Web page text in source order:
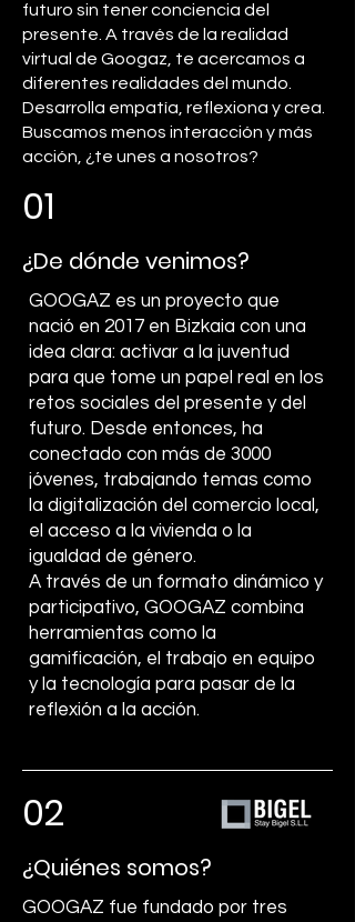
futuro sin tener conciencia del
presente. A través de la realidad
virtual de Googaz, te acercamos a
diferentes realidades del mundo.
Desarrolla empatía, reflexiona y crea.
Buscamos menos interacción y más
acción, ¿te unes a nosotros?
01
¿De dónde venimos?
GOOGAZ es un proyecto que
nació en 2017 en Bizkaia con una
idea clara: activar a la juventud
para que tome un papel real en los
retos sociales del presente y del
futuro. Desde entonces, ha
conectado con más de 3000
jóvenes, trabajando temas como
la digitalización del comercio local,
el acceso a la vivienda o la
igualdad de género.
A través de un formato dinámico y
participativo, GOOGAZ combina
herramientas como la
gamificación, el trabajo en equipo
y la tecnología para pasar de la
reflexión a la acción.
02
¿Quiénes somos?
GOOGAZ fue fundado por tres